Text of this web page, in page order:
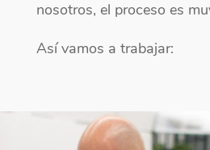
nosotros, el proceso es
Así vamos a trabajar: